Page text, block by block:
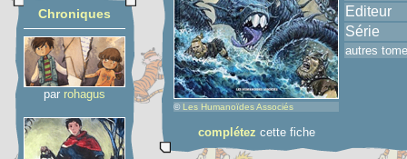
Chroniques
par rohagus
© Les Humanoïdes Associés
complétez cette fiche
Editeur
Série
autres